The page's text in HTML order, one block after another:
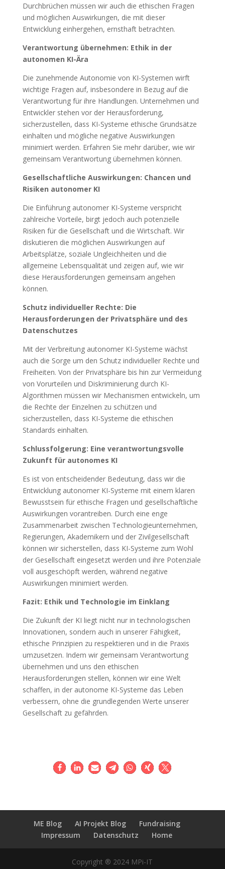
Durchbrüchen müssen wir auch die ethischen Fragen
und möglichen Auswirkungen, die mit dieser
Entwicklung einhergehen, ernsthaft betrachten.
Verantwortung übernehmen: Ethik in der
autonomen KI-Ära
Die zunehmende Autonomie von KI-Systemen wirft
wichtige Fragen auf, insbesondere in Bezug auf die
Verantwortung für ihre Handlungen. Unternehmen und
Entwickler stehen vor der Herausforderung,
sicherzustellen, dass KI-Systeme ethische Grundsätze
einhalten und mögliche negative Auswirkungen
minimiert werden. Erfahren Sie mehr darüber, wie wir
gemeinsam Verantwortung übernehmen können.
Gesellschaftliche Auswirkungen: Chancen und
Risiken autonomer KI
Die Einführung autonomer KI-Systeme verspricht
zahlreiche Vorteile, birgt jedoch auch potenzielle
Risiken für die Gesellschaft und die Wirtschaft. Wir
diskutieren die möglichen Auswirkungen auf
Arbeitsplätze, soziale Ungleichheiten und die
allgemeine Lebensqualität und zeigen auf, wie wir
diese Herausforderungen gemeinsam angehen
können.
Schutz individueller Rechte: Die
Herausforderungen der Privatsphäre und des
Datenschutzes
Mit der Verbreitung autonomer KI-Systeme wächst
auch die Sorge um den Schutz individueller Rechte und
Freiheiten. Von der Privatsphäre bis hin zur Vermeidung
von Vorurteilen und Diskriminierung durch KI-
Algorithmen müssen wir Mechanismen entwickeln, um
die Rechte der Einzelnen zu schützen und
sicherzustellen, dass KI-Systeme die ethischen
Standards einhalten.
Schlussfolgerung: Eine verantwortungsvolle
Zukunft für autonomes KI
Es ist von entscheidender Bedeutung, dass wir die
Entwicklung autonomer KI-Systeme mit einem klaren
Bewusstsein für ethische Fragen und gesellschaftliche
Auswirkungen vorantreiben. Durch eine enge
Zusammenarbeit zwischen Technologieunternehmen,
Regierungen, Akademikern und der Zivilgesellschaft
können wir sicherstellen, dass KI-Systeme zum Wohl
der Gesellschaft eingesetzt werden und ihre Potenziale
voll ausgeschöpft werden, während negative
Auswirkungen minimiert werden.
Fazit: Ethik und Technologie im Einklang
Die Zukunft der KI liegt nicht nur in technologischen
Innovationen, sondern auch in unserer Fähigkeit,
ethische Prinzipien zu respektieren und in die Praxis
umzusetzen. Indem wir gemeinsam Verantwortung
übernehmen und uns den ethischen
Herausforderungen stellen, können wir eine Welt
schaffen, in der autonome KI-Systeme das Leben
verbessern, ohne die grundlegenden Werte unserer
Gesellschaft zu gefährden.
ME Blog AI Projekt Blog
Fundraising
Impressum
Datenschutz Home
Copyright ® 2024 MPi-IT